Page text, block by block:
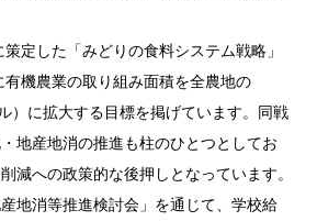
定した「みどりの食料システム戦略」
機農業の取り組み面積を全農地の
）に拡大する目標を掲げています。同戦
地産地消の推進も柱のひとつとしてお
減への政策的な後押しとなっています。
地消等推進検討会」を通じて、学校給